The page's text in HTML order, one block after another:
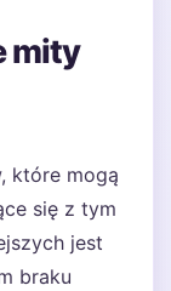
mity
które mogą
się z tym
jest
braku